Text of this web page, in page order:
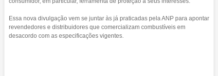
Essa nova divulgação vem se juntar às já praticadas pela ANP para apontar
revendedores e distribuidores que comercializam combustíveis em
desacordo com as especificações vigentes.